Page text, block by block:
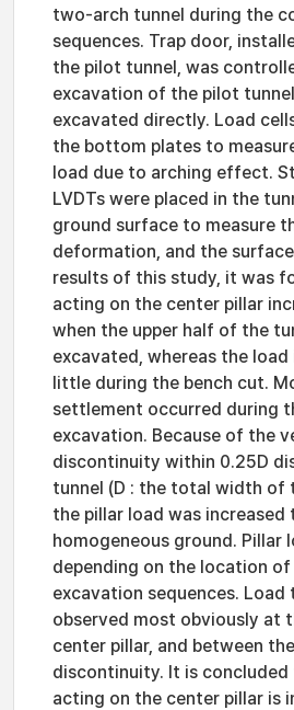
two-arch tunnel during the
sequences. Trap door,
the pilot tunnel, was
excavation of the pilot
excavated directly. Load
the bottom plates to
load due to arching effect.
LVDTs were placed in the
ground surface to measure
deformation, and the
results of this study, it was
acting on the center pillar
when the upper half of the
excavated, whereas the load
little during the bench cut.
settlement occurred during
excavation. Because of the
discontinuity within 0.25D
tunnel (D : the total width of
the pillar load was increased
homogeneous ground. Pillar
depending on the location
excavation sequences. Load
observed most obviously at
center pillar, and between
discontinuity. It is
acting on the center pillar is